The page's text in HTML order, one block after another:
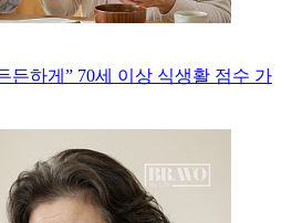
든하게” 70세 이상 식생활 점수 가